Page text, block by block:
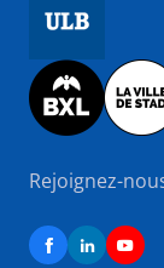
Image
Rejoignez-